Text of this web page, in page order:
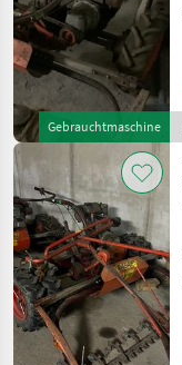
Gebrauchtmaschine